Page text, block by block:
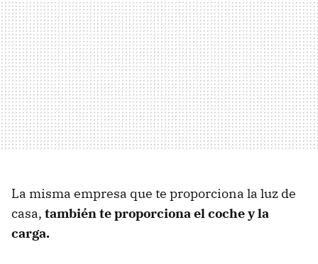
La misma empresa que te proporciona la luz de
casa, también te proporciona el coche y la
carga.